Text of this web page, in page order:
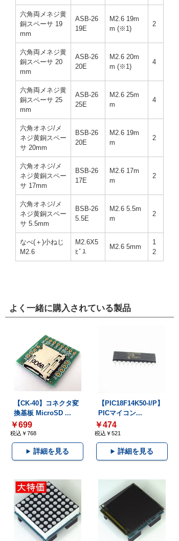
六角両メネジ黄
銅スペーサ 19
mm
ASB-26
19E
M2.6 19m
m (※1)
2
六角両メネジ黄
銅スペーサ 20
mm
ASB-26
20E
M2.6 20m
m (※1)
4
六角両メネジ黄
銅スペーサ 25
mm
ASB-26
25E
M2.6 25m
m
4
六角オネジ/メ
ネジ黄銅スペー
サ 20mm
BSB-26
20E
M2.6 19m
m
2
六角オネジ/メ
ネジ黄銅スペー
サ 17mm
BSB-26
17E
M2.6 17m
m
2
六角オネジ/メ
ネジ黄銅スペー
サ 5.5mm
BSB-26
5.5E
M2.6 5.5m
m
2
なべ(＋)小ねじ
M2.6
M2.6X5
ﾋﾞｽ
M2.6 5mm
1
2
よく一緒に購入されている製品
【CK-40】コネクタ変
換基板 MicroSD ...
￥699
税込￥768
詳細を見る
【PIC18F14K50-I/P】
PICマイコン...
￥474
税込￥521
詳細を見る